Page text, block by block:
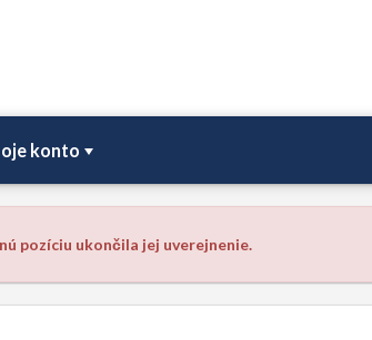
konto
pozíciu ukončila jej uverejnenie.